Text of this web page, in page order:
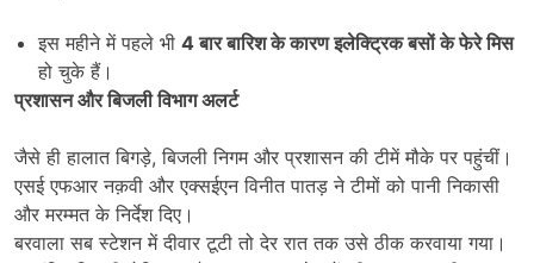
इस महीने में पहले भी 4बार बारिश के कारण इलेक्ट्रिक बसों के फेरे मिस
हो चुके हैं।
प्रशासन और बिजली विभाग अलर्ट
जैसे ही हालात बिगड़े, बिजली निगम और प्रशासन की टीमें मौके पर पहुंचीं।
एसई एफआर नक़वी और एक्सईएन विनीत पातड़ ने टीमों को पानी निकासी
और मरम्मत के निर्देश दिए।
बरवाला सब स्टेशन में दीवार टूटी तो देर रात तक उसे ठीक करवाया गया।